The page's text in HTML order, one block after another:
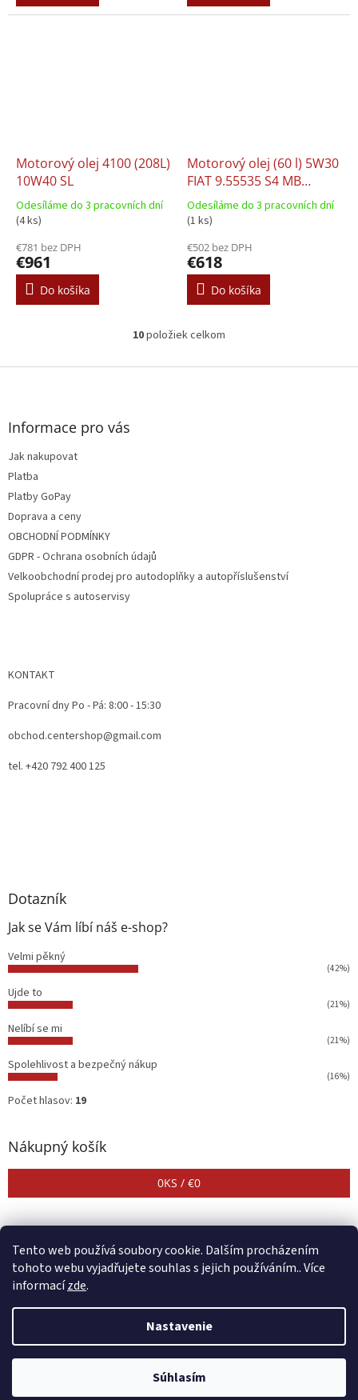
Tento web používá soubory cookie. Dalším procházením
tohoto webu vyjadřujete souhlas s jejich používáním.. Více
informacízde.
Nastavenie
Súhlasím
Motorový olej 4100 (208L)
10W40 SL
Odesíláme do 3 pracovních dní
(4 ks)
€781 bez DPH
€961
Do košíka
Motorový olej (60 l) 5W30
FIAT 9.55535 S4 MB
226.51 RENAULT RN 0720
Odesíláme do 3 pracovních dní
(1 ks)
€502 bez DPH
€618
Do košíka
O
l
ý
p
10položiek celkom
Z
Informace pro vás
Jak nakupovat
Platba
Platby GoPay
Doprava a ceny
OBCHODNÍ PODMÍNKY
GDPR - Ochrana osobních údajů
Velkoobchodní prodej pro autodoplňky a autopříslušenství
Spolupráce s autoservisy
KONTAKT
Pracovní dny Po - Pá: 8:00 - 15:30
obchod.centershop@gmail.com
tel. +420 792 400 125
Dotazník
Jak se Vám líbí náš e-shop?
Velmi pěkný
(42%)
Ujde to
(21%)
Nelíbí se mi
(21%)
Spolehlivost a bezpečný nákup
(16%)
Počet hlasov: 19
Nákupný košík
0KS / €0
Copyright 2026CENTER SHOP. Všetky práva vyhradené.Upraviť
nastavenie cookies